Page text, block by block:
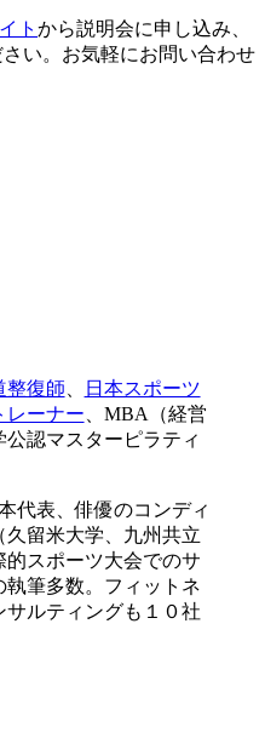
ト から説明会に申し込み、
い。お気軽にお問い合わせ
整復師、
日本スポーツ
レーナー、MBA（経営
認マスターピラティ
代表、俳優のコンディ
留米大学、九州共立
スポーツ大会でのサ
筆多数。フィットネ
ルティングも１０社